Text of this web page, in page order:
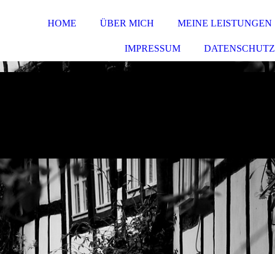
HOME ÜBER MICH MEINE LEISTUNGEN
IMPRESSUM DATENSCHUTZ